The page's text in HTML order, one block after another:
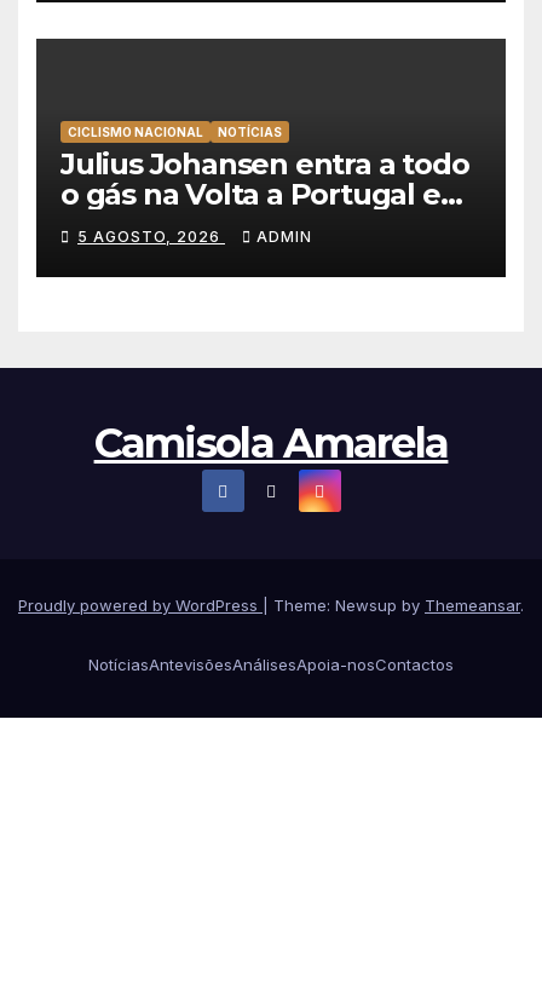
CICLISMO NACIONAL NOTÍCIAS
Julius Johansen entra a todo
o gás na Volta a Portugal e
lidera dobradinha da UAE
Team Emirates em Lisboa
5 AGOSTO, 2026 ADMIN
Camisola Amarela
Proudly powered by WordPress Theme: Newsup by Themeansar.
NotíciasAntevisõesAnálisesApoia-nosContactos